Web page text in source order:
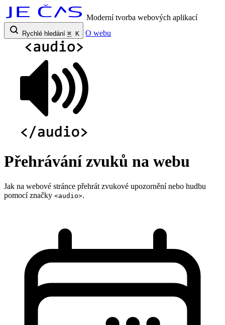
Moderní tvorba webových aplikací
Rychlé hledání ⌘ K O webu
Přehrávání zvuků na webu
Jak na webové stránce přehrát zvukové upozornění nebo hudbu
pomocí značky <audio>.